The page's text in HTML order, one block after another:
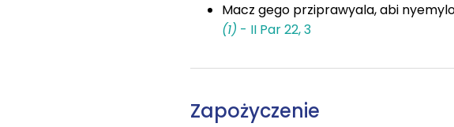
Macz gego prziprawyala, abi
(1) - II Par 22, 3
Zapożyczenie